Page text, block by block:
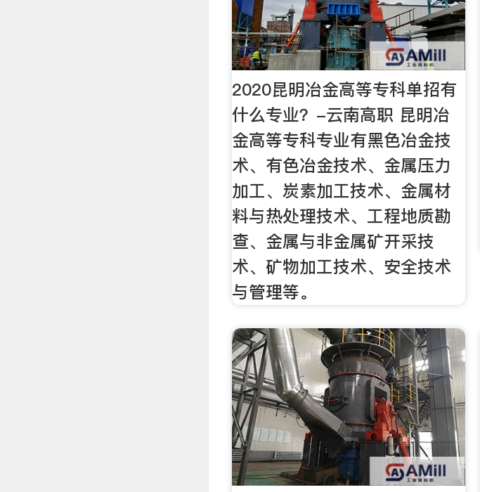
2020昆明冶金高等专科单招有
什么专业？-云南高职 昆明冶
金高等专科专业有黑色冶金技
术、有色冶金技术、金属压力
加工、炭素加工技术、金属材
料与热处理技术、工程地质勘
查、金属与非金属矿开采技
术、矿物加工技术、安全技术
与管理等。